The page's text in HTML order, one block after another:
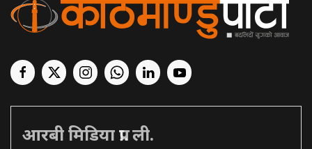
आरबी मिडिया प्रा. ली.